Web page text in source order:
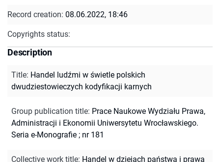
Record creation: 08.06.2022, 18:46
Copyrights status:
Description
Title: Handel ludźmi w świetle polskich
dwudziestowieczych kodyfikacji karnych
Group publication title: Prace Naukowe Wydziału Prawa,
Administracji i Ekonomii Uniwersytetu Wrocławskiego.
Seria e-Monografie ; nr 181
Collective work title: Handel w dziejach państwa i prawa